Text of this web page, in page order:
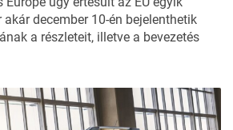
december 10-én bejelenthetik
a részleteit, illetve a bevezetés